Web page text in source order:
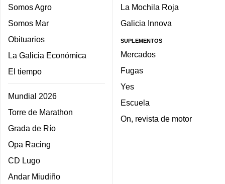
Somos Agro
Somos Mar
Obituarios
La Galicia Económica
El tiempo
Mundial 2026
Torre de Marathon
Grada de Río
Opa Racing
CD Lugo
Andar Miudiño
La Mochila Roja
Galicia Innova
SUPLEMENTOS
Mercados
Fugas
Yes
Escuela
On, revista de motor